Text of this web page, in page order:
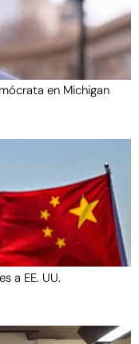
en Michigan
a EE. UU.